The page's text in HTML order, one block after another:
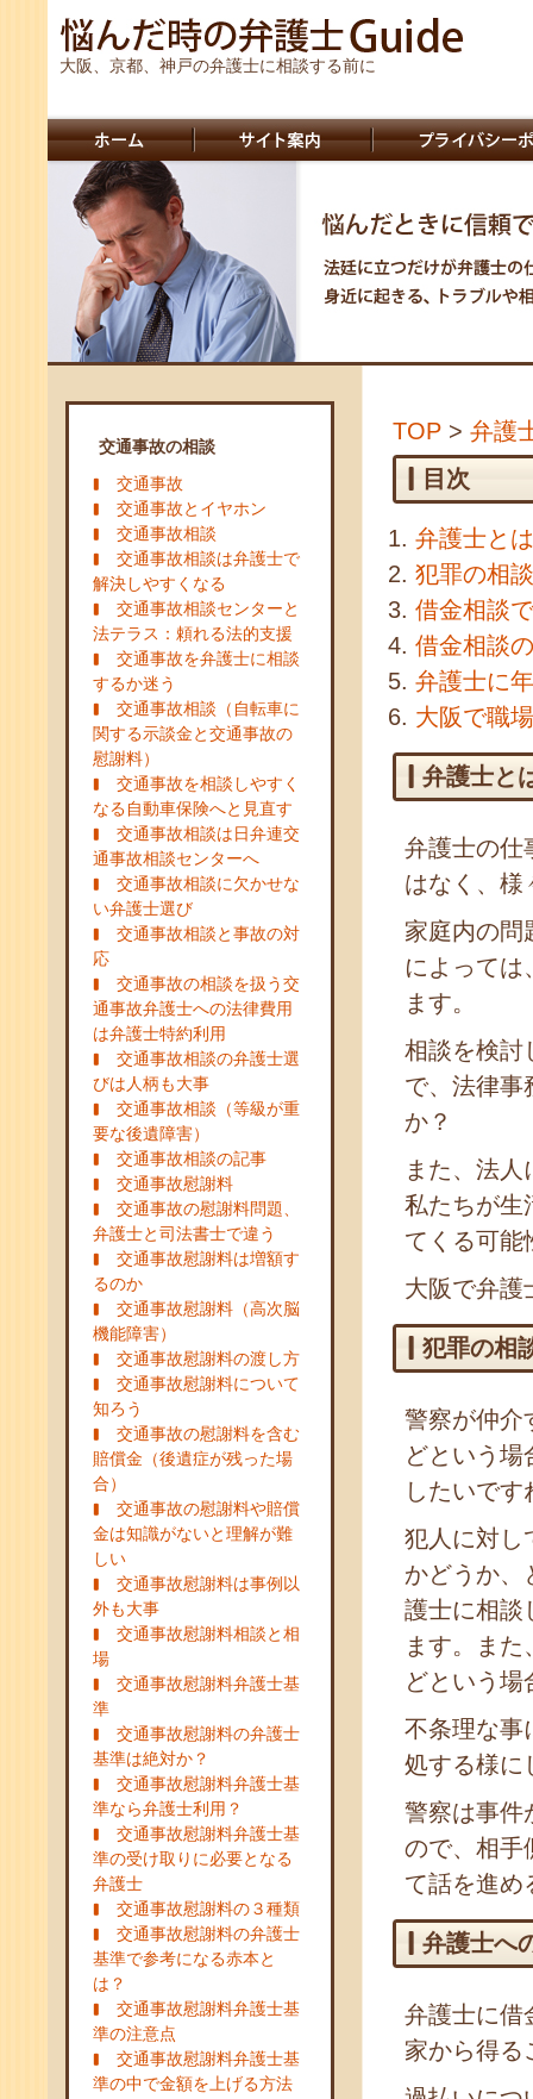
大阪、京都、神戸の弁護士に相談する前に
交通事故の相談
交通事故
交通事故とイヤホン
交通事故相談
交通事故相談は弁護士で
解決しやすくなる
交通事故相談センターと
法テラス：頼れる法的支援
交通事故を弁護士に相談
するか迷う
交通事故相談（自転車に
関する示談金と交通事故の
慰謝料）
交通事故を相談しやすく
なる自動車保険へと見直す
交通事故相談は日弁連交
通事故相談センターへ
交通事故相談に欠かせな
い弁護士選び
交通事故相談と事故の対
応
交通事故の相談を扱う交
通事故弁護士への法律費用
は弁護士特約利用
交通事故相談の弁護士選
びは人柄も大事
交通事故相談（等級が重
要な後遺障害）
交通事故相談の記事
交通事故慰謝料
交通事故の慰謝料問題、
弁護士と司法書士で違う
交通事故慰謝料は増額す
るのか
交通事故慰謝料（高次脳
機能障害）
交通事故慰謝料の渡し方
交通事故慰謝料について
知ろう
交通事故の慰謝料を含む
賠償金（後遺症が残った場
合）
交通事故の慰謝料や賠償
金は知識がないと理解が難
しい
交通事故慰謝料は事例以
外も大事
交通事故慰謝料相談と相
場
交通事故慰謝料弁護士基
準
交通事故慰謝料の弁護士
基準は絶対か？
交通事故慰謝料弁護士基
準なら弁護士利用？
交通事故慰謝料弁護士基
準の受け取りに必要となる
弁護士
交通事故慰謝料の３種類
交通事故慰謝料の弁護士
基準で参考になる赤本と
は？
交通事故慰謝料弁護士基
準の注意点
交通事故慰謝料弁護士基
準の中で金額を上げる方法
TOP > 弁護
目次
弁護士とは
犯罪の相
借金相談
借金相談
弁護士に
大阪で職
弁護士と
弁護士の仕
はなく、様
家庭内の問
によっては
ます。
相談を検討
で、法律事
か？
また、法
私たちが生
てくる可能
大阪で弁護
犯罪の相
警察が仲介
どという
したいです
犯人に対し
かどうか、
護士に相談
ます。ま
どという場
不条理な事
処する様に
警察は事件
ので、相手
て話を進め
弁護士へ
弁護士に借
家から得る